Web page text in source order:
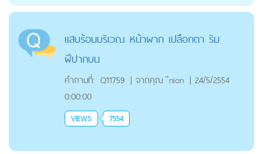
แสบร้อนบริเวณ หน้าผาก เปลือกตา ริม
ฝีปากบน
คำถามที่: Q11759 | จากคุณ ืnion | 24/5/2554
0:00:00
VIEWS 7554